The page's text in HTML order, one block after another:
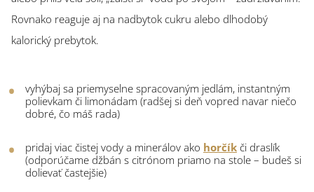
Rovnako reaguje aj na nadbytok cukru alebo dlhodobý
kalorický prebytok.
vyhýbaj sa priemyselne spracovaným jedlám, instantným
polievkam či limonádam (radšej si deň vopred navar niečo
dobré, čo máš rada)
pridaj viac čistej vody a minerálov ako horčík či draslík
(odporúčame džbán s citrónom priamo na stole – budeš si
dolievať častejšie)